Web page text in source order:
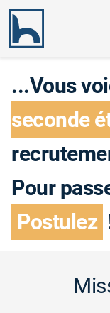
...Vous
seconde
Pour
Postulez